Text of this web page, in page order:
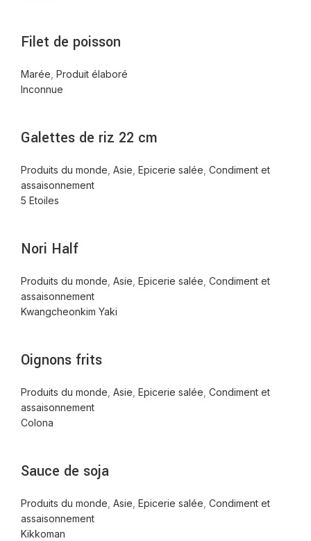
Filet de poisson
Marée Produit élaboré
Inconnue
Galettes de riz 22 cm
Produits du monde Asie Epicerie salée Condiment et
assaisonnement
5 Etoiles
Nori Half
Produits du monde Asie Epicerie salée Condiment et
assaisonnement
Kwangcheonkim Yaki
Oignons frits
Produits du monde Asie Epicerie salée Condiment et
assaisonnement
Colona
Sauce de soja
Produits du monde Asie Epicerie salée Condiment et
assaisonnement
Kikkoman